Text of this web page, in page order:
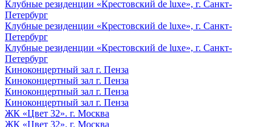
Клубные резиденции «Крестовский de luxe», г. Санкт-
Петербург
Клубные резиденции «Крестовский de luxe», г. Санкт-
Петербург
Клубные резиденции «Крестовский de luxe», г. Санкт-
Петербург
Киноконцертный зал г. Пенза
Киноконцертный зал г. Пенза
Киноконцертный зал г. Пенза
Киноконцертный зал г. Пенза
ЖК «Цвет 32». г. Москва
ЖК «Цвет 32». г. Москва